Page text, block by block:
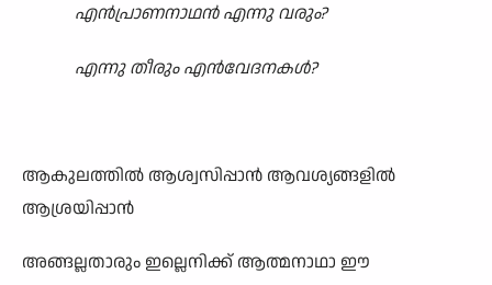
എൻപ്രാണനാഥൻ എന്നു വരും?
എന്നു തീരും എൻവേദനകൾ?
ആകുലത്തിൽ ആശ്വസിപ്പാൻ ആവശ്യങ്ങളിൽ
ആശ്രയിപ്പാൻ
അങ്ങല്ലതാരും ഇല്ലെനിക്ക് ആത്മനാഥാ ഈ